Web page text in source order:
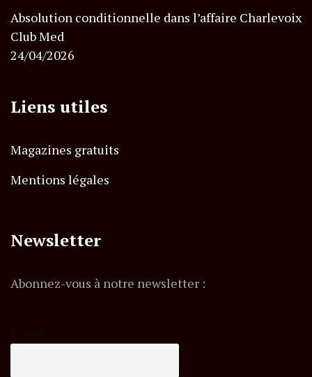
Absolution conditionnelle dans l’affaire Charlevoix
Club Med
24/04/2026
Liens utiles
Magazines gratuits
Mentions légales
Newsletter
Abonnez-vous à notre newsletter :